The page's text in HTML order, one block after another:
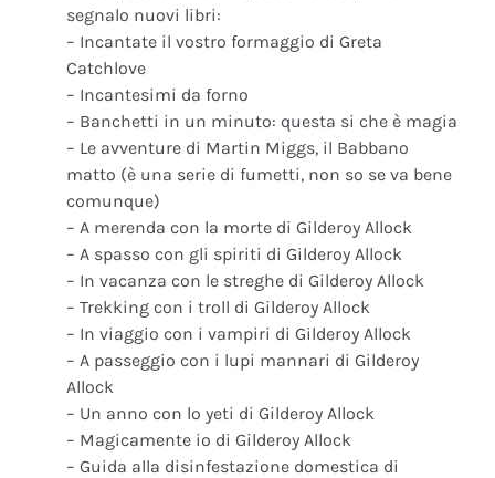
segnalo nuovi libri:
– Incantate il vostro formaggio di Greta
Catchlove
– Incantesimi da forno
– Banchetti in un minuto: questa si che è magia
– Le avventure di Martin Miggs, il Babbano
matto (è una serie di fumetti, non so se va bene
comunque)
– A merenda con la morte di Gilderoy Allock
– A spasso con gli spiriti di Gilderoy Allock
– In vacanza con le streghe di Gilderoy Allock
– Trekking con i troll di Gilderoy Allock
– In viaggio con i vampiri di Gilderoy Allock
– A passeggio con i lupi mannari di Gilderoy
Allock
– Un anno con lo yeti di Gilderoy Allock
– Magicamente io di Gilderoy Allock
– Guida alla disinfestazione domestica di